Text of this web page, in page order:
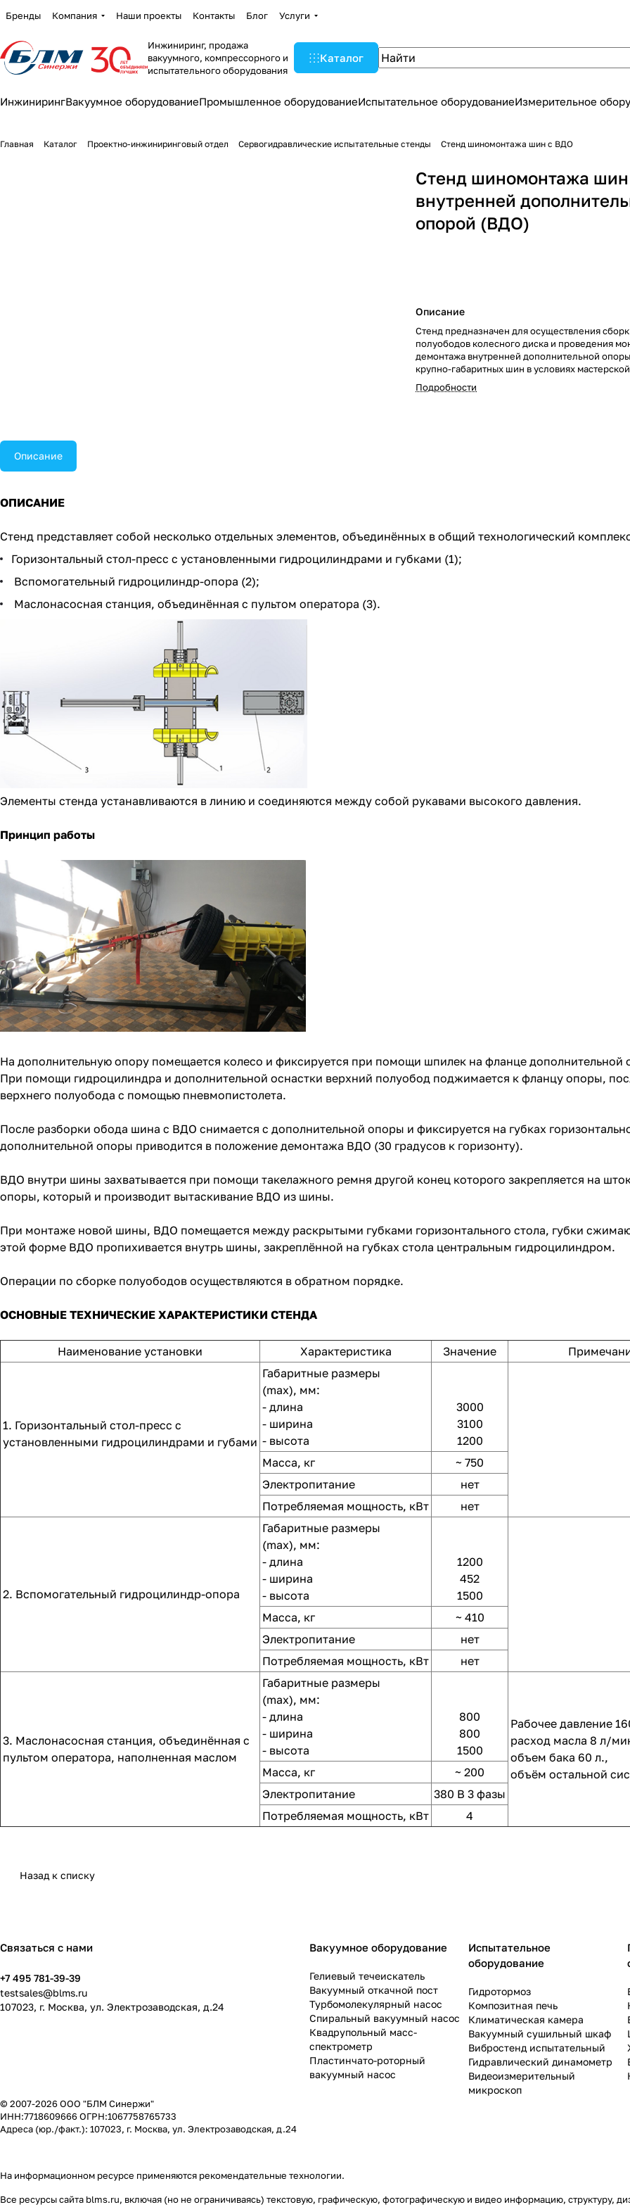
Бренды Компания Наши проекты Контакты Блог Услуги
Инжиниринг, продажа
вакуумного, компрессорного и
испытательного оборудования
Каталог
ИнжинирингВакуумное оборудованиеПромышленное оборудованиеИспытательное оборудованиеИзмерительное
Главная Каталог Проектно-инжиниринговый отдел Сервогидравлические испытательные стенды Стенд шиномонтажа шин с ВДО
Стенд шиномонтажа
внутренней
опорой (ВДО)
Описание
Стенд предназначен для осуществления
полуободов колесного диска и проведения
демонтажа внутренней дополнительной
крупно-габаритных шин в условиях
Подробности
Описание
ОПИСАНИЕ
Стенд представляет собой несколько отдельных элементов, объединённых в общий технологический
Горизонтальный стол-пресс с установленными гидроцилиндрами и губками (1);
Вспомогательный гидроцилиндр-опора (2);
Маслонасосная станция, объединённая с пультом оператора (3).
Элементы стенда устанавливаются в линию и соединяются между собой рукавами высокого давления.
Принцип работы
На дополнительную опору помещается колесо и фиксируется при помощи шпилек на фланце дополнительной
При помощи гидроцилиндра и дополнительной оснастки верхний полуобод поджимается к фланцу опоры,
верхнего полуобода с помощью пневмопистолета.
После разборки обода шина с ВДО снимается с дополнительной опоры и фиксируется на губках
дополнительной опоры приводится в положение демонтажа ВДО (30 градусов к горизонту).
ВДО внутри шины захватывается при помощи такелажного ремня другой конец которого закрепляется на
опоры, который и производит вытаскивание ВДО из шины.
При монтаже новой шины, ВДО помещается между раскрытыми губками горизонтального стола, губки
этой форме ВДО пропихивается внутрь шины, закреплённой на губках стола центральным гидроцилиндром.
Операции по сборке полуободов осуществляются в обратном порядке.
ОСНОВНЫЕ ТЕХНИЧЕСКИЕ ХАРАКТЕРИСТИКИ СТЕНДА
Наименование установки Характеристика Значение
1. Горизонтальный стол-пресс с
установленными гидроцилиндрами и губами
Габаритные размеры
(max), мм:
- длина
- ширина
- высота
3000
3100
1200
Масса, кг
~ 750
Электропитание
нет
Потребляемая мощность, кВт
нет
2. Вспомогательный гидроцилиндр-опора
Габаритные размеры
(max), мм:
- длина
- ширина
- высота
1200
452
1500
Масса, кг
~ 410
Электропитание
нет
Потребляемая мощность, кВт
нет
3. Маслонасосная станция, объединённая с
пультом оператора, наполненная маслом
Габаритные размеры
(max), мм:
- длина
- ширина
- высота
800
800
1500
Рабочее давление
расход масла 8 л/
объем бака 60 л.,
объём остальной
Масса, кг
~ 200
Электропитание
380 В 3 фазы
Потребляемая мощность, кВт
4
Назад к списку
Связаться с нами
+7 495 781-39-39
testsales@blms.ru
107023, г. Москва, ул. Электрозаводская, д.24
Вакуумное оборудование
Гелиевый течеискатель
Вакуумный откачной пост
Турбомолекулярный насос
Спиральный вакуумный насос
Квадрупольный масс-
спектрометр
Пластинчато-роторный
вакуумный насос
Испытательное
оборудование
Гидротормоз
Композитная печь
Климатическая камера
Вакуумный сушильный шкаф
Вибростенд испытательный
Гидравлический динамометр
Видеоизмерительный
микроскоп
© 2007-2026 ООО "БЛМ Синержи"
ИНН:7718609666 ОГРН:1067758765733
Адреса (юр./факт.): 107023, г. Москва, ул. Электрозаводская, д.24
На информационном ресурсе применяются рекомендательные технологии.
Все ресурсы сайта blms.ru, включая (но не ограничиваясь) текстовую, графическую, фотографическую и видео информацию,